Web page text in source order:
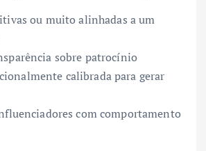
ou muito alinhadas a um
sobre patrocínio
calibrada para gerar
com comportamento